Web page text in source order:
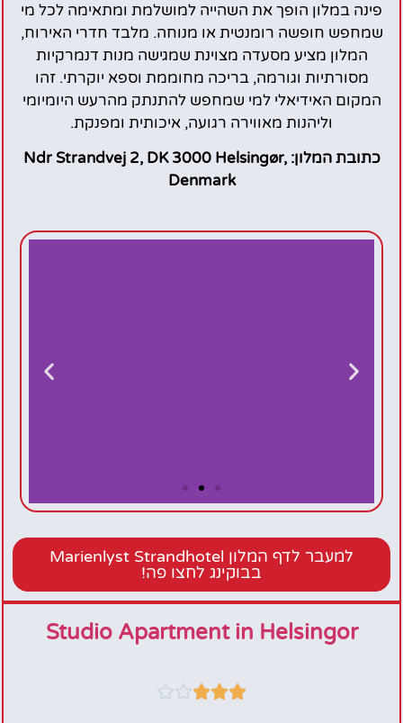
פינה במלון הופך את השהייה למושלמת ומתאימה לכל מי
שמחפש חופשה רומנטית או מנוחה. מלבד חדרי האירוח,
המלון מציע מסעדה מצוינת שמגישה מנות דנמרקיות
מסורתיות וגורמה, בריכה מחוממת וספא יוקרתי. זהו
המקום האידיאלי למי שמחפש להתנתק מהרעש היומיומי
וליהנות מאווירה רגועה, איכותית ומפנקת.
כתובת המלון: Ndr Strandvej 2, DK 3000 Helsingør,
Denmark
Marienlyst
Strandhotelלמעבר לדף המלון Marienlyst Strandhotel
בבוקינג לחצו פה!
Studio Apartment in Helsingor




